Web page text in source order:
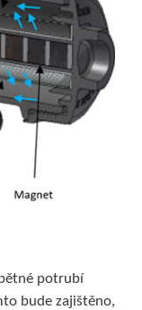
potrubí
bude zajištěno,